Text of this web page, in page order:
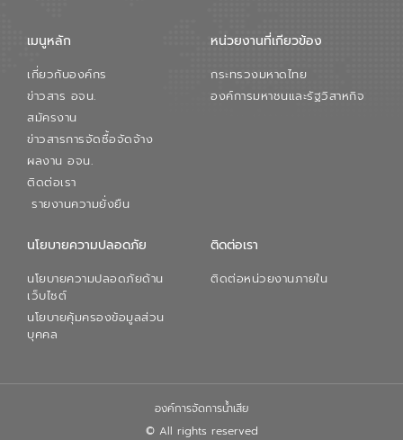
เมนูหลัก
เกี่ยวกับองค์กร
ข่าวสาร อจน.
สมัครงาน
ข่าวสารการจัดซื้อจัดจ้าง
ผลงาน อจน.
ติดต่อเรา
รายงานความยั่งยืน
หน่วยงานที่เกียวข้อง
กระทรวงมหาดไทย
องค์การมหาชนและรัฐวิสาหกิจ
นโยบายความปลอดภัย
นโยบายความปลอดภัยด้าน
เว็บไซต์
นโยบายคุ้มครองข้อมูลส่วน
บุคคล
ติดต่อเรา
ติดต่อหน่วยงานภายใน
© All rights reserved
องค์การจัดการน้ำเสีย